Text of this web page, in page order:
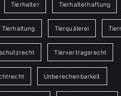
Tierhalter Tierhalterhaftung
Tierhaltung Tierquälerei
Tiervertragsrecht
Unberechenbarkeit